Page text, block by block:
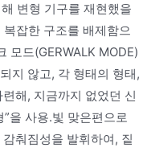
변형 기구를 재현했을
잡한 구조를 배제함으
모드(GERWALK MODE)
지 않고, 각 형태의 형태,
해, 지금까지 없었던 신
을 사용.빛 맞은편으로
춰짐성을 발휘하여, 짙